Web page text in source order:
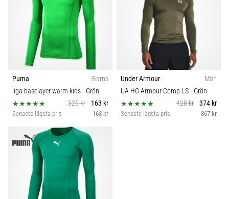
Visa
alla
artiklar
Puma
Barns
liga baselayer warm kids- Grön
325 kr
163 kr
Senaste lägsta pris 163 kr
Under Armour
Män
UA HG Armour Comp LS- Grön
428 kr
374 kr
Senaste lägsta pris 367 kr